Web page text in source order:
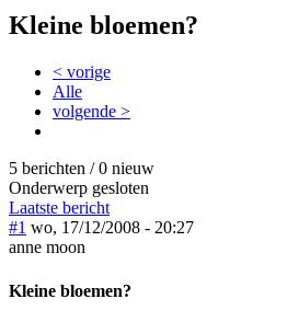
Kleine bloemen?
< vorige
Alle
volgende >
5 berichten / 0 nieuw
Onderwerp gesloten
Laatste bericht
#1 wo, 17/12/2008 - 20:27
anne moon
Kleine bloemen?